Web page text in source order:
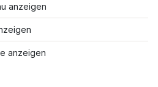
anzeigen
anzeigen